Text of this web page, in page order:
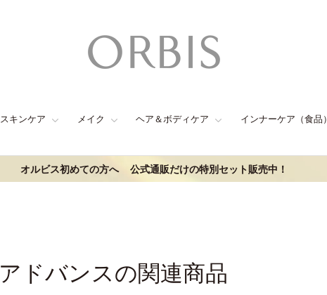
スキンケア メイク ヘア＆ボディケア インナーケア（食品）
オルビス初めての方へ 公式通販だけの特別セット販売中！
ドバンスの関連商品